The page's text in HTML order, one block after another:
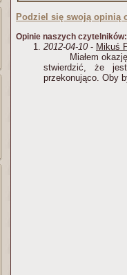
Podziel się swoją opinią
Opinie naszych czytelników:
2012-04-10 - Mikuś
Miałem
stwierdzić, że
przekonująco. Oby